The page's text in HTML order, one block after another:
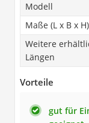
Modell
Maße (L x B x H)
Weitere
Längen
Vorteile
gut für